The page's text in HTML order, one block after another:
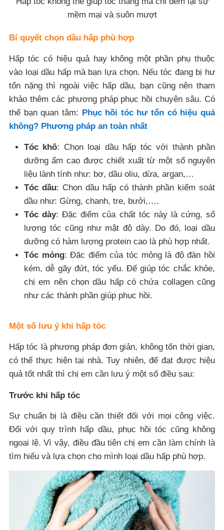
mềm mại và suôn mượt
Bí quyết chọn dầu hấp phù hợp
Hấp tóc có hiệu quả hay không một phần phụ thuộc
vào loại dầu hấp mà bạn lựa chọn. Nếu tóc đang bị hư
tổn nặng thì ngoài việc hấp dầu, bạn cũng nên tham
khảo thêm các phương pháp phục hồi chuyên sâu. Có
thể bạn quan tâm: Phục hồi tóc hư tổn có hiệu quả
không? Phương pháp an toàn nhất
Tóc khô: Chọn loại dầu hấp tóc với thành phần
dưỡng ẩm cao được chiết xuất từ một số nguyên
liệu lành tính như: bơ, dầu oliu, dừa, argan,…
Tóc dầu: Chọn dầu hấp có thành phần kiểm soát
dầu như: Gừng, chanh, tre, bưởi,….
Tóc dày: Đặc điểm của chất tóc này là cứng, số
lượng tóc cũng như mật độ dày. Do đó, loại dầu
dưỡng có hàm lượng protein cao là phù hợp nhất.
Tóc mỏng: Đặc điểm của tóc mỏng là độ đàn hồi
kém, dễ gãy đứt, tóc yếu. Để giúp tóc chắc khỏe,
chị em nên chọn dầu hấp có chứa collagen cũng
như các thành phần giúp phục hồi.
Một số lưu ý khi hấp tóc
Hấp tóc là phương pháp đơn giản, không tốn thời gian,
có thể thực hiện tại nhà. Tuy nhiên, để đạt được hiệu
quả tốt nhất thì chị em cần lưu ý một số điều sau:
Trước khi hấp tóc
Sự chuẩn bị là điều cần thiết đối với mọi công việc.
Đối với quy trình hấp dầu, phục hồi tóc cũng không
ngoại lệ. Vì vậy, điều đầu tiên chị em cần làm chính là
tìm hiểu và lựa chọn cho mình loại dầu hấp phù hợp.